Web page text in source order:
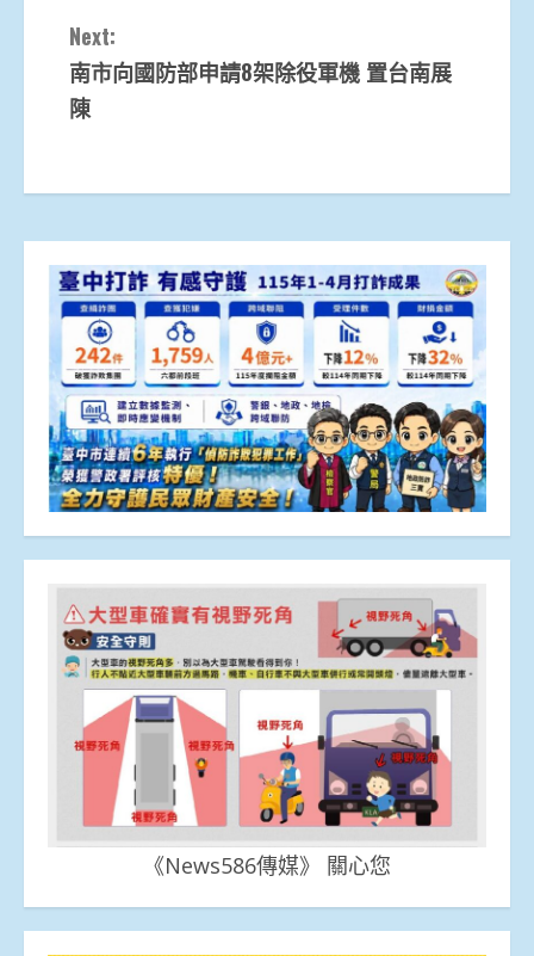
Next:
南市向國防部申請8架除役軍機 置台南展
陳
《News586傳媒》 關心您